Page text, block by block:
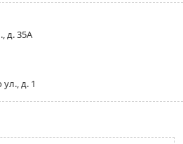
д. 35А
д. 1